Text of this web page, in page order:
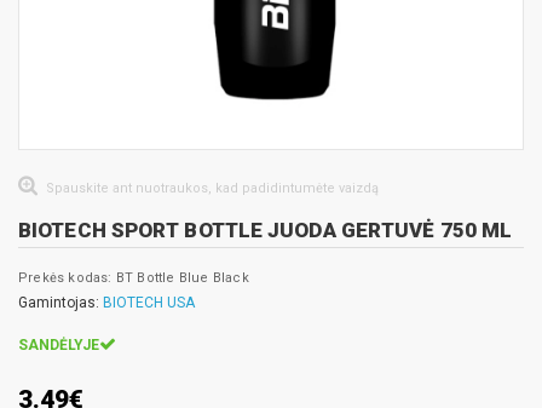
Spauskite ant nuotraukos, kad padidintumėte vaizdą
BIOTECH SPORT BOTTLE JUODA GERTUVĖ 750 ML
Prekės kodas: BT Bottle Blue Black
Gamintojas: BIOTECH USA
SANDĖLYJE
3.49€